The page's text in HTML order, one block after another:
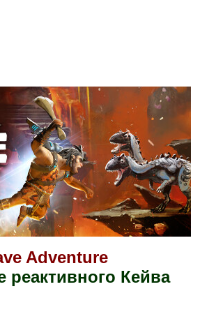
Adventure
реактивного Кейва